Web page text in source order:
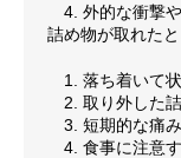
4. 外的な衝撃
詰め物が取れた
1. 落ち着いて
2. 取り外した
3. 短期的な痛
4. 食事に注意